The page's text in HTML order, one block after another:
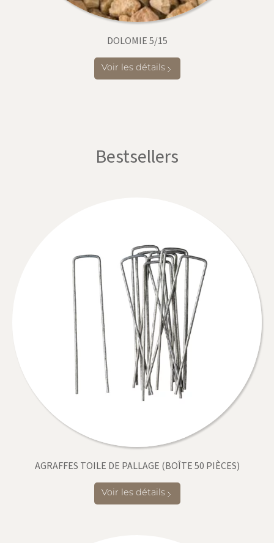
DOLOMIE 5/15
Voir les détails
Bestsellers
AGRAFFES TOILE DE PALLAGE (BOÎTE 50 PIÈCES)
Voir les détails